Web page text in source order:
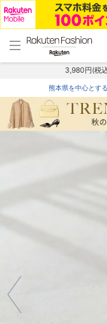
menu home
トップ
3,980円(税
熊本県を中心とす